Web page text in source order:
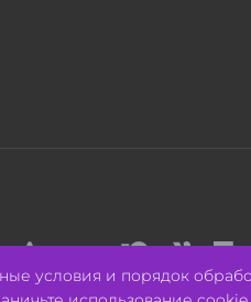
условия и порядок